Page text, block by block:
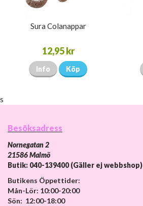
Sura Colanappar
12,95 kr
Info Köp
s
Besöksadress
Nornegatan 2
21586 Malmö
Butik: 040-139400 (Gäller ej webbshop)
Butikens Öppettider:
Mån-Lör: 10:00-20:00
Sön: 12:00-18:00